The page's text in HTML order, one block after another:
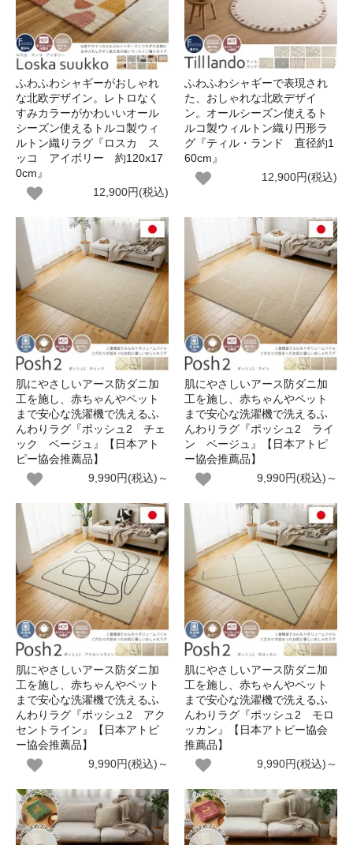
ふわふわシャギーがおしゃれ
な北欧デザイン。レトロなく
すみカラーがかわいいオール
シーズン使えるトルコ製ウィ
ルトン織りラグ『ロスカ ス
ッコ アイボリー 約120x17
0cm』
12,900円(税込)
ふわふわシャギーで表現され
た、おしゃれな北欧デザイ
ン。オールシーズン使えるト
ルコ製ウィルトン織り円形ラ
グ『ティル・ランド 直径約1
60cm』
12,900円(税込)
肌にやさしいアース防ダニ加
工を施し、赤ちゃんやペット
まで安心な洗濯機で洗えるふ
んわりラグ『ポッシュ2 チェ
ック ベージュ』【日本アト
ピー協会推薦品】
9,990円(税込)～
肌にやさしいアース防ダニ加
工を施し、赤ちゃんやペット
まで安心な洗濯機で洗えるふ
んわりラグ『ポッシュ2 ライ
ン ベージュ』【日本アトピ
ー協会推薦品】
9,990円(税込)～
肌にやさしいアース防ダニ加
工を施し、赤ちゃんやペット
まで安心な洗濯機で洗えるふ
んわりラグ『ポッシュ2 アク
セントライン』【日本アトピ
ー協会推薦品】
9,990円(税込)～
肌にやさしいアース防ダニ加
工を施し、赤ちゃんやペット
まで安心な洗濯機で洗えるふ
んわりラグ『ポッシュ2 モロ
ッカン』【日本アトピー協会
推薦品】
9,990円(税込)～